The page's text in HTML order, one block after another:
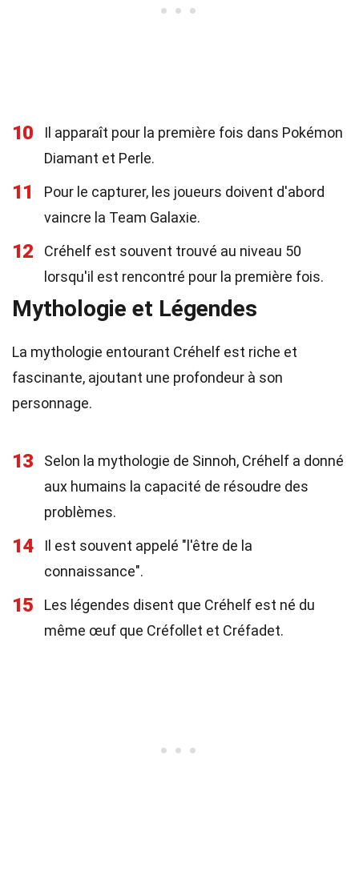
10
Il apparaît pour la première fois dans Pokémon
Diamant et Perle.
11
Pour le capturer, les joueurs doivent d'abord
vaincre la Team Galaxie.
12
Créhelf est souvent trouvé au niveau 50
lorsqu'il est rencontré pour la première fois.
Mythologie et Légendes
La mythologie entourant Créhelf est riche et
fascinante, ajoutant une profondeur à son
personnage.
13
Selon la mythologie de Sinnoh, Créhelf a donné
aux humains la capacité de résoudre des
problèmes.
14
Il est souvent appelé "l'être de la
connaissance".
15
Les légendes disent que Créhelf est né du
même œuf que Créfollet et Créfadet.